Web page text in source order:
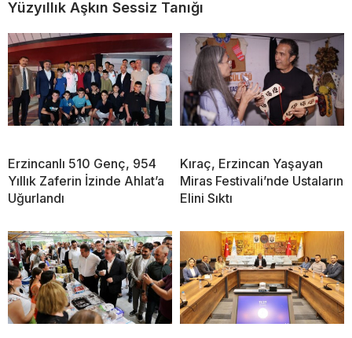
Yüzyıllık Aşkın Sessiz Tanığı
Erzincanlı 510 Genç, 954
Yıllık Zaferin İzinde Ahlat’a
Uğurlandı
Kıraç, Erzincan Yaşayan
Miras Festivali’nde Ustaların
Elini Sıktı